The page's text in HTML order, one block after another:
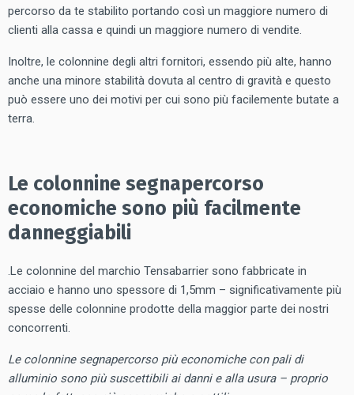
percorso da te stabilito portando così un maggiore numero di
clienti alla cassa e quindi un maggiore numero di vendite.
Inoltre, le colonnine degli altri fornitori, essendo più alte, hanno
anche una minore stabilità dovuta al centro di gravità e questo
può essere uno dei motivi per cui sono più facilemente butate a
terra.
Le colonnine segnapercorso
economiche sono più facilmente
danneggiabili
.Le colonnine del marchio Tensabarrier sono fabbricate in
acciaio e hanno uno spessore di 1,5mm – significativamente più
spesse delle colonnine prodotte della maggior parte dei nostri
concorrenti.
Le colonnine segnapercorso più economiche con pali di
alluminio sono più suscettibili ai danni e alla usura – proprio